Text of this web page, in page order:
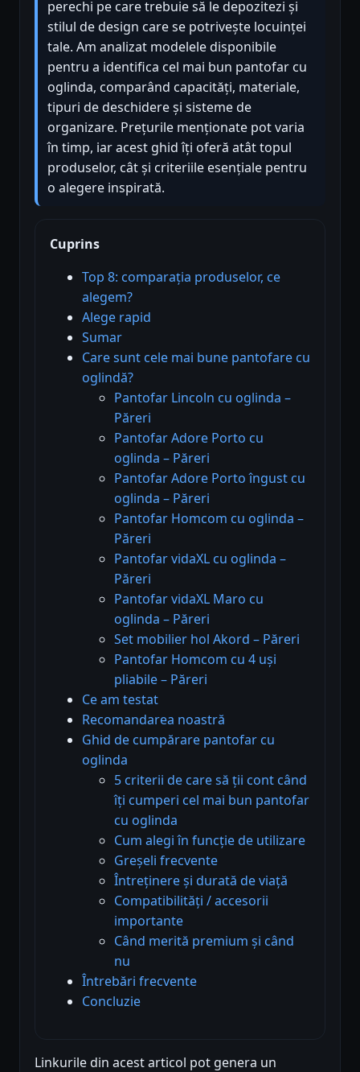
perechi pe care trebuie să le depozitezi și
stilul de design care se potrivește locuinței
tale. Am analizat modelele disponibile
pentru a identifica cel mai bun pantofar cu
oglinda, comparând capacități, materiale,
tipuri de deschidere și sisteme de
organizare. Prețurile menționate pot varia
în timp, iar acest ghid îți oferă atât topul
produselor, cât și criteriile esențiale pentru
o alegere inspirată.
Cuprins
Top 8: comparația produselor, ce
alegem?
Alege rapid
Sumar
Care sunt cele mai bune pantofare cu
oglindă?
Pantofar Lincoln cu oglinda –
Păreri
Pantofar Adore Porto cu
oglinda – Păreri
Pantofar Adore Porto îngust cu
oglinda – Păreri
Pantofar Homcom cu oglinda –
Păreri
Pantofar vidaXL cu oglinda –
Păreri
Pantofar vidaXL Maro cu
oglinda – Păreri
Set mobilier hol Akord – Păreri
Pantofar Homcom cu 4 uși
pliabile – Păreri
Ce am testat
Recomandarea noastră
Ghid de cumpărare pantofar cu
oglinda
5 criterii de care să ții cont când
îți cumperi cel mai bun pantofar
cu oglinda
Cum alegi în funcție de utilizare
Greșeli frecvente
Întreținere și durată de viață
Compatibilități / accesorii
importante
Când merită premium și când
nu
Întrebări frecvente
Concluzie
Linkurile din acest articol pot genera un